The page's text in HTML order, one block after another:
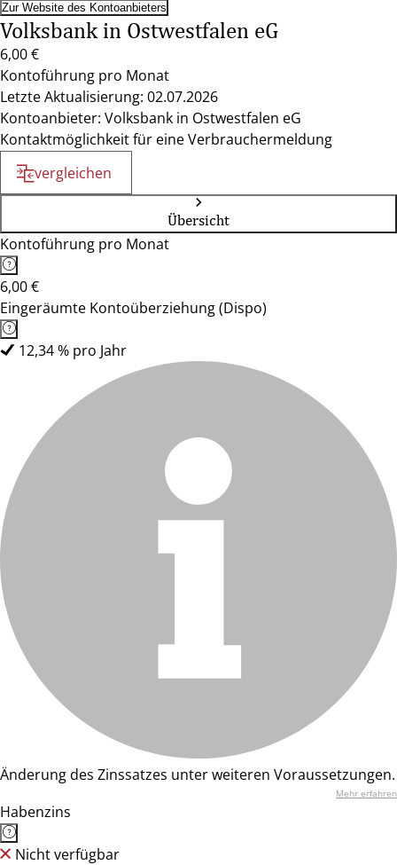
Zur Website des Kontoanbieters
Volksbank in Ostwestfalen eG
6,00 €
Kontoführung pro Monat
Letzte Aktualisierung: 02.07.2026
Kontoanbieter: Volksbank in Ostwestfalen eG
Kontaktmöglichkeit für eine Verbrauchermeldung
vergleichen
Übersicht
Kontoführung pro Monat
6,00 €
Eingeräumte Kontoüberziehung (Dispo)
12,34 % pro Jahr
Änderung des Zinssatzes unter weiteren Voraussetzungen.
Mehr erfahren
Habenzins
Nicht verfügbar